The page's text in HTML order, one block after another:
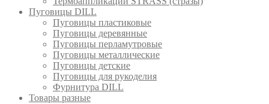
Пуговицы DILL
Пуговицы пластиковые
Пуговицы деревянные
Пуговицы перламутровые
Пуговицы металлические
Пуговицы детские
Пуговицы для рукоделия
Фурнитура DILL
Товары разные